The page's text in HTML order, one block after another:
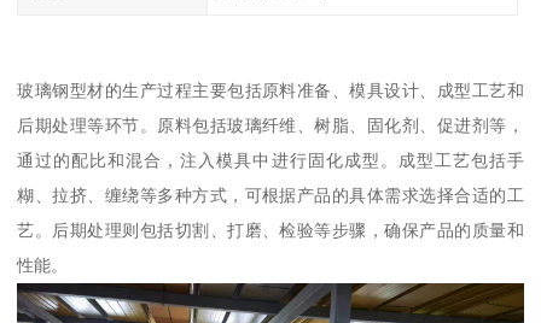
玻璃钢型材的生产过程主要包括原料准备、模具设计、成型工艺和
后期处理等环节。原料包括玻璃纤维、树脂、固化剂、促进剂等，
通过的配比和混合，注入模具中进行固化成型。成型工艺包括手
糊、拉挤、缠绕等多种方式，可根据产品的具体需求选择合适的工
艺。后期处理则包括切割、打磨、检验等步骤，确保产品的质量和
性能。